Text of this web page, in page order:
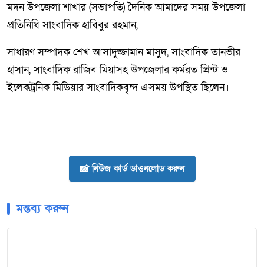
মদন উপজেলা শাখার (সভাপতি) দৈনিক আমাদের সময় উপজেলা
প্রতিনিধি সাংবাদিক হাবিবুর রহমান,
সাধারণ সম্পাদক শেখ আসাদুজ্জামান মাসুদ, সাংবাদিক তানভীর
হাসান, সাংবাদিক রাজিব মিয়াসহ উপজেলার কর্মরত প্রিন্ট ও
ইলেকট্রনিক মিডিয়ার সাংবাদিকবৃন্দ এসময় উপস্থিত ছিলেন।
📸 নিউজ কার্ড ডাওনলোড করুন
মন্তব্য করুন